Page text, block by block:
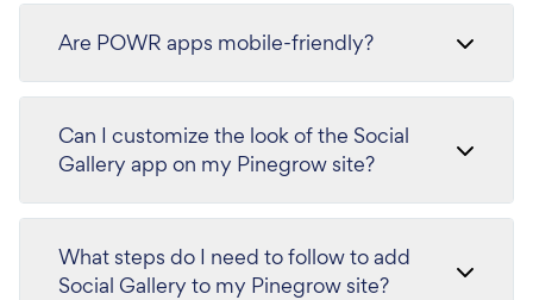
Are POWR apps mobile-friendly?
Can I customize the look of the Social
Gallery app on my Pinegrow site?
What steps do I need to follow to add
Social Gallery to my Pinegrow site?